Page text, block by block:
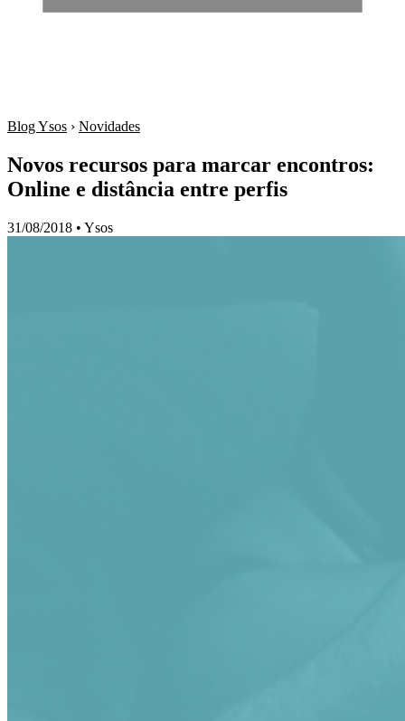
Blog Ysos › Novidades
Novos recursos para marcar encontros:
Online e distância entre perfis
31/08/2018 • Ysos